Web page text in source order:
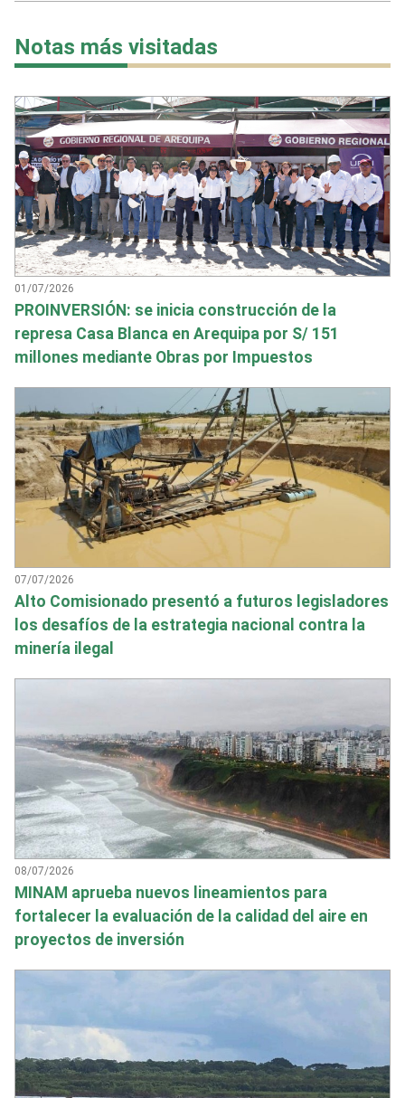
Notas más visitadas
01/07/2026
PROINVERSIÓN: se inicia construcción de la
represa Casa Blanca en Arequipa por S/ 151
millones mediante Obras por Impuestos
07/07/2026
Alto Comisionado presentó a futuros legisladores
los desafíos de la estrategia nacional contra la
minería ilegal
08/07/2026
MINAM aprueba nuevos lineamientos para
fortalecer la evaluación de la calidad del aire en
proyectos de inversión